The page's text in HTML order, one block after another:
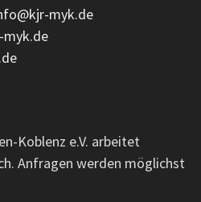
myk.de
Koblenz e.V. arbeitet
Anfragen werden möglichst